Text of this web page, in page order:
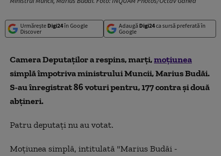
Urmărește Digi24în Google
Discover
Adaugă Digi24ca sursă preferată în
Google
Camera Deputaţilor a respins, marţi,moţiunea
simplă împotriva ministrului Muncii, Marius Budăi.
S-au înregistrat 86 voturi pentru, 177 contra și două
abţineri.
Patru deputaţi nu au votat.
Moţiunea simplă, intitulată "Marius Budăi -